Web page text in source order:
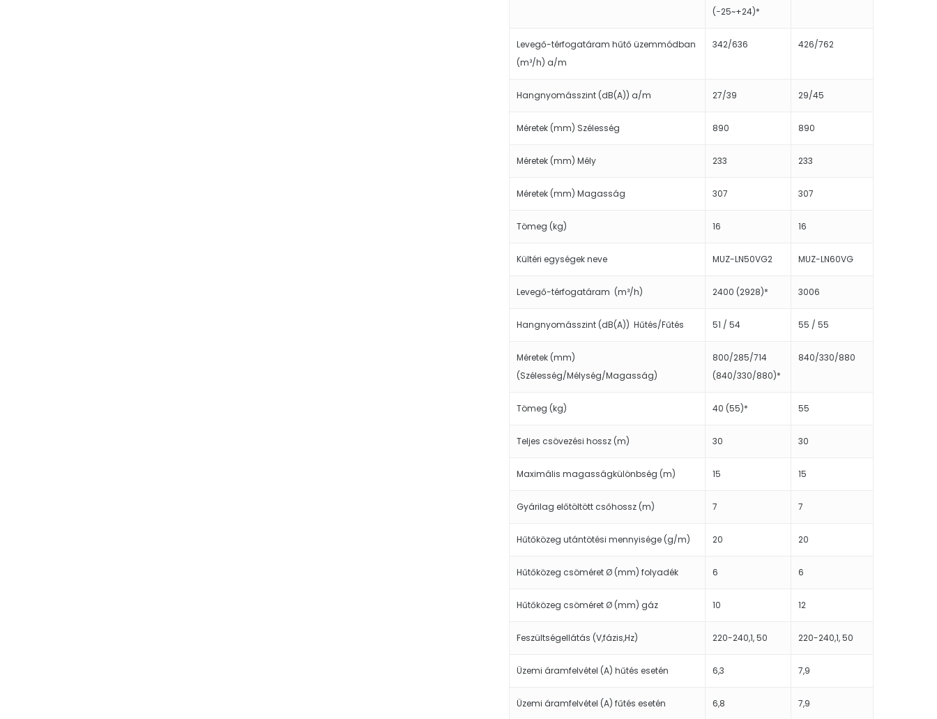
(−25~+24)*
Levegő-térfogatáram hűtő üzemmódban
(m³/h) a/m
342/636 426/762
Hangnyomásszint (dB(A)) a/m 27/39 29/45
Méretek (mm) Szélesség 890 890
Méretek (mm) Mély 233 233
Méretek (mm) Magasság 307 307
Tömeg (kg) 16 16
Kültéri egységek neve MUZ-LN50VG2 MUZ-LN60VG
Levegő-térfogatáram (m³/h) 2400 (2928)* 3006
Hangnyomásszint (dB(A)) Hűtés/Fűtés 51 / 54 55 / 55
Méretek (mm)
(Szélesség/Mélység/Magasság)
800/285/714
(840/330/880)*
840/330/880
Tömeg (kg) 40 (55)* 55
Teljes csövezési hossz (m) 30 30
Maximális magasságkülönbség (m) 15 15
Gyárilag előtöltött csőhossz (m) 7 7
Hűtőközeg utántötési mennyisége (g/m) 20 20
Hűtőközeg csöméret Ø (mm) folyadék 6 6
Hűtőközeg csöméret Ø (mm) gáz 10 12
Feszültségellátás (V,fázis,Hz) 220-240,1, 50 220-240,1, 50
Üzemi áramfelvétel (A) hűtés esetén 6,3 7,9
Üzemi áramfelvétel (A) fűtés esetén 6,8 7,9